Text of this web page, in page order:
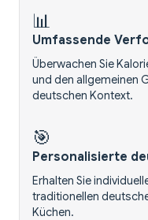
📊
Umfassende
Überwachen Sie
und den allgemeinen
deutschen Kontext.
🎯
Personalisierte
Erhalten Sie
traditionellen
Küchen.